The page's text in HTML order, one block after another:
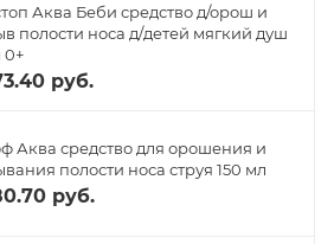
Аква Беби средство д/орош и
полости носа д/детей мягкий душ
0+
руб.
Аква средство для орошения и
полости носа струя 150 мл
руб.